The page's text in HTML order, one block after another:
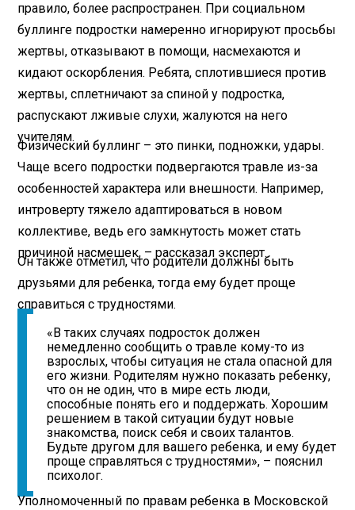
правило, более распространен. При социальном
буллинге подростки намеренно игнорируют просьбы
жертвы, отказывают в помощи, насмехаются и
кидают оскорбления. Ребята, сплотившиеся против
жертвы, сплетничают за спиной у подростка,
распускают лживые слухи, жалуются на него
учителям.
Физический буллинг – это пинки, подножки, удары.
Чаще всего подростки подвергаются травле из-за
особенностей характера или внешности. Например,
интроверту тяжело адаптироваться в новом
коллективе, ведь его замкнутость может стать
причиной насмешек, – рассказал эксперт.
Он также отметил, что родители должны быть
друзьями для ребенка, тогда ему будет проще
справиться с трудностями.
«В таких случаях подросток должен
немедленно сообщить о травле кому-то из
взрослых, чтобы ситуация не стала опасной для
его жизни. Родителям нужно показать ребенку,
что он не один, что в мире есть люди,
способные понять его и поддержать. Хорошим
решением в такой ситуации будут новые
знакомства, поиск себя и своих талантов.
Будьте другом для вашего ребенка, и ему будет
проще справляться с трудностями», – пояснил
психолог.
Уполномоченный по правам ребенка в Московской